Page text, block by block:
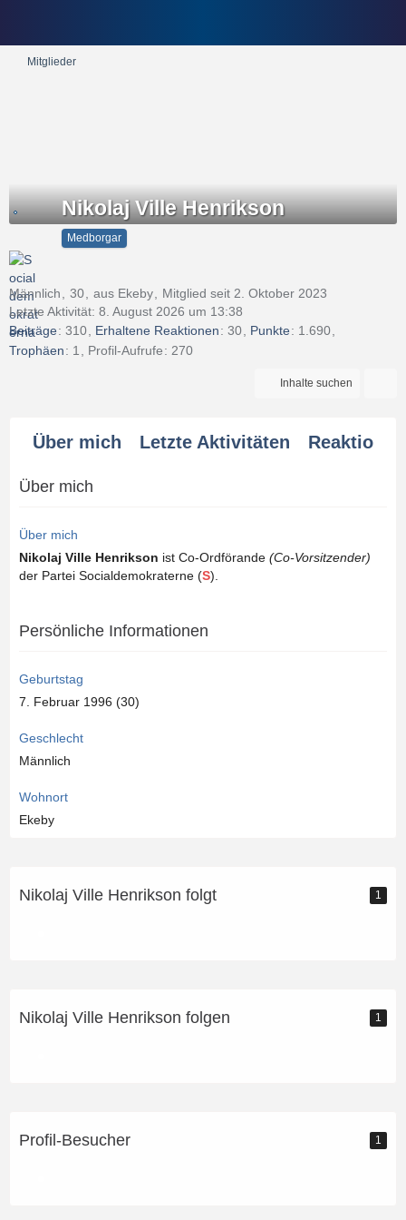
Mitglieder
Nikolaj Ville Henrikson
Medborgar
Männlich 30 aus Ekeby
Mitglied seit 2. Oktober 2023
Letzte Aktivität: 8. August 2026 um 13:38
Beiträge 310 Erhaltene Reaktionen 30 Punkte
1.690
Trophäen
1 Profil-Aufrufe 270
Inhalte suchen
Über mich Letzte Aktivitäten Reaktionen
Über mich
Über mich
Nikolaj Ville Henrikson ist Co-Ordförande (Co-Vorsitzender)
der Partei Socialdemokraterne (S).
Persönliche Informationen
Geburtstag
7. Februar 1996 (30)
Geschlecht
Männlich
Wohnort
Ekeby
Nikolaj Ville Henrikson folgt 1
Nikolaj Ville Henrikson folgen 1
Profil-Besucher 1